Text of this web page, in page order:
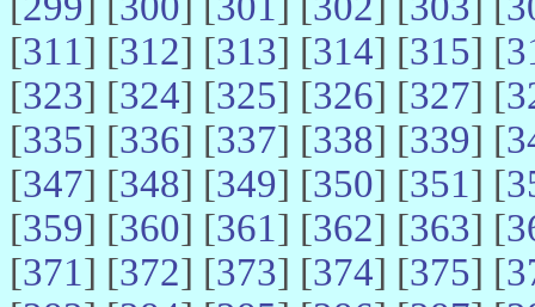
[311] [312] [313] [314] [315] [
[323] [324] [325] [326] [327] [
[335] [336] [337] [338] [339] [
[347] [348] [349] [350] [351] [
[359] [360] [361] [362] [363] [
[371] [372] [373] [374] [375] [